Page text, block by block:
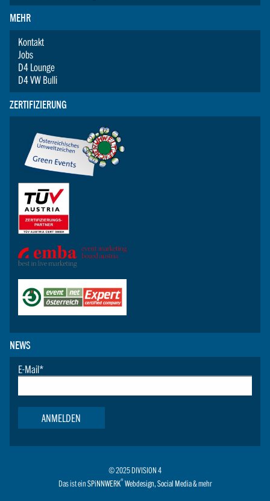
MEHR
Kontakt
Jobs
D4 Lounge
D4 VW Bulli
ZERTIFIZIERUNG
NEWS
E-Mail*
ANMELDEN
© 2025 DIVISION 4
Das ist einSPiNNWERK® Webdesign,Social Media& mehr